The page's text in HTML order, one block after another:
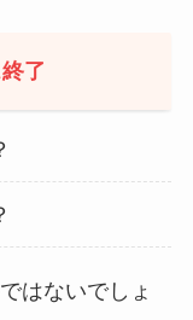
了
はないでしょ